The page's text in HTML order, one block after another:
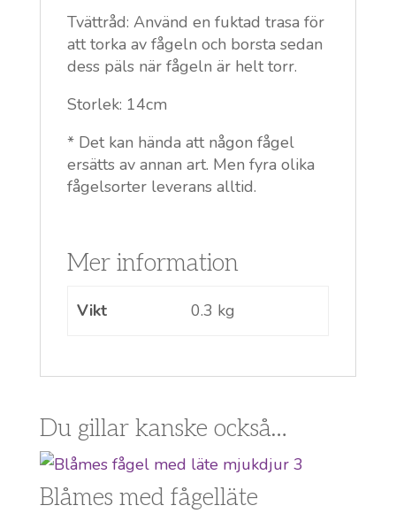
Tvättråd: Använd en fuktad trasa för
att torka av fågeln och borsta sedan
dess päls när fågeln är helt torr.
Storlek: 14cm
* Det kan hända att någon fågel
ersätts av annan art. Men fyra olika
fågelsorter leverans alltid.
Mer information
Vikt 0.3 kg
Du gillar kanske också…
Blåmes med fågelläte